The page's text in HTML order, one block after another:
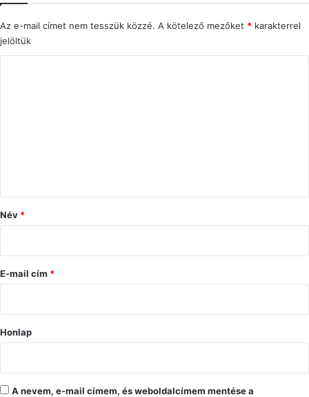
Az e-mail címet nem tesszük közzé. A kötelező mezőket * karakterrel
jelöltük
ó
s
Név *
E-mail cím *
Honlap
A nevem, e-mail címem, és weboldalcímem mentése a